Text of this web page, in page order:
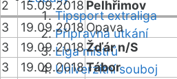
Tipsport extraliga
Přípravná utkání
Liga mistrů
Univerzitní souboj
2
15.09.2018 Pelhřimov
3
19.09.2018 Opava
3
19.09.2018Žďár n/S
3
19.09.2018Tábor